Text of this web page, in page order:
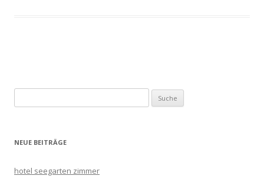
nach:
NEUE BEITRÄGE
hotel seegarten zimmer